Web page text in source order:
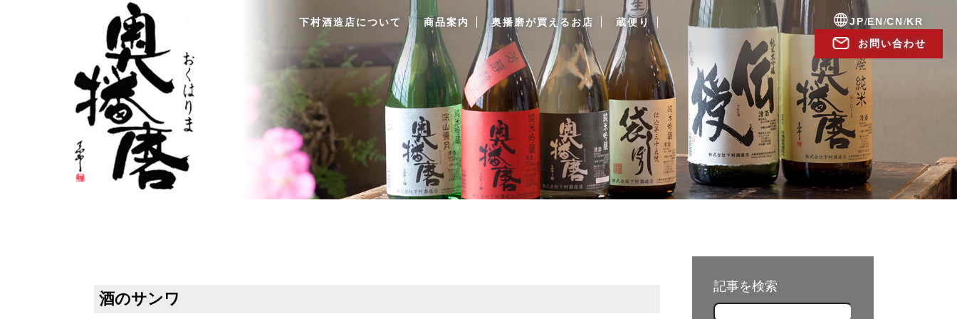
下村酒造店について 商品案内 奥播磨が買えるお店 蔵便り JP/EN/CN/KR
お問い合わせ
酒のサンワ
記事を検索